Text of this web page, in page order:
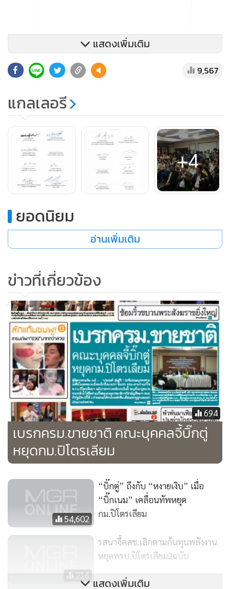
“ขอฝากไปถึงรัฐบาลที่กำลังมีอำนาจบริหารประเทศด้วยว่า
ความยิ่งใหญ่ของมนุษย์นั้น เริ่มต้นมาจากการรับฟังความคิดเห็น
ของคนอื่น และความเห็นที่เป็นประโยชน์โดยเฉพาะปัญหาด้าน
พลังงาน ที่เราเสียผลประโยชน์ส่วนรวมของชาติบ้านเมืองมา
หลายสิบปี ตาม พ.ร.บ.ฉบับเก่า ก็กลับเอาขึ้นมา และจะประมูล
ในรอบที่ 21 ภายใต้กฎหมายใหม่ของกระทรวงพลังงาน มันยังไม่
ดี ไม่ถูกต้อง ยังไม่เป็นผลประโยชน์ต่อส่วนรวม ขอฝากว่าถ้าคิด
อยากจะอยู่ในอำนาจ มีอำนาจ ความยิ่งใหญ่เริ่มต้นมาจากการ
รู้จักรับฟัง แต่ถ้าไม่รู้จักรับฟัง หรือพูดว่าจะรับฟัง ไม่ใช่ความ
จริงใจ แต่เป็นความเสียหายหากสิ่งที่เป็นประโยชน์ต่องชาติบ้าน
เมืองไม่รับฟัง” น.ต.ประสงค์กล่าว
ด้านนายธีระชัยกล่าวว่า ตนได้อ่านข่าวที่ปรากฎในสื่อ ปรากฎว่า
รมว.พลังงานจะเสนอร่างแก้ไขกฎหมาย แม้จะยังมีจุดอ่อน แต่จะ
ปรับระเบียบอะไรก็ให้ออกประกาศเป็นคณะกรรมการ
ปิโตรเลียม กระบวนการแบบนี้ไม่สอดคล้องกับรัฐธรรมนูญฉบับ
ชั่วคราว ปี 2557 เพราะการที่กระทรวงพลังงานจะผลักดัน
กฎหมาย ทั้งที่กฎกติกามารยาทในวิธีการทำงานยังไม่ตกผลึก
และเป็นการทำงานที่ไม่รอบคอบ ส่วนการร่าง พ.ร.บ.ใช้วิธีการอ้
แสดงเพิ่มเติม
9,567
แกลเลอรี
+4
ยอดนิยม
อ่านเพิ่มเติม
ข่าวที่เกี่ยวข้อง
694
เบรกครม.ขายชาติ คณะบุคคลจี้บิ๊กตู่
หยุดกม.ปิโตรเลียม
54,602
“บิ๊กตู่” ถึงกับ “หงายเงิบ” เมื่อ
“บิ๊กเนม” เคลื่อนทัพหยุด
กม.ปิโตรเลียม
216
รสนาจี้คสช.เลิกตามก้นทุนพลังงาน
หยุดพรบ.ปิโตรเลียม2ฉบับ
แสดงเพิ่มเติม